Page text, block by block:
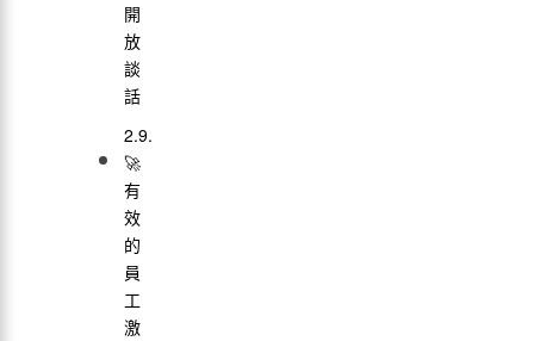
開
放
談
話
🚀
有
效
的
員
工
激